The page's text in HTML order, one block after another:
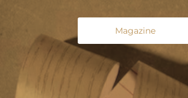
Magazine